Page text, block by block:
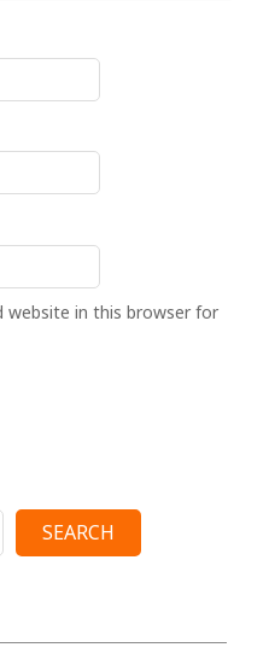
website in this browser for
SEARCH